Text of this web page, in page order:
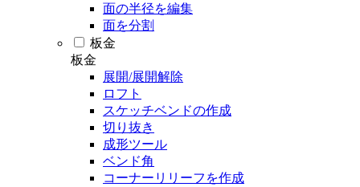
面の半径を編集
面を分割
板金
板金
展開/展開解除
ロフト
スケッチベンドの作成
切り抜き
成形ツール
ベンド角
コーナーリリーフを作成